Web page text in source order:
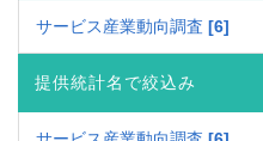
サービス産業動向調査 6
提供統計名で絞込み